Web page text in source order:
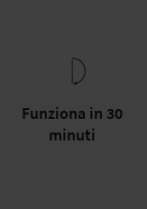
Funziona in 30
minuti